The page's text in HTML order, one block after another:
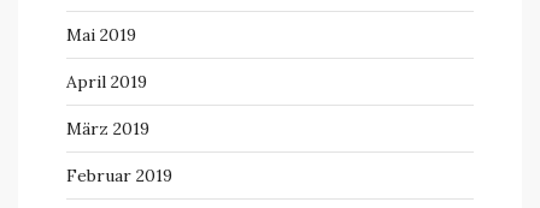
Mai 2019
April 2019
März 2019
Februar 2019